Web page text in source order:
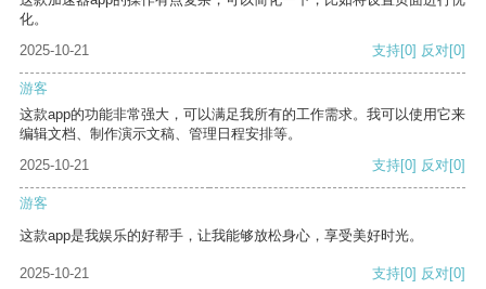
化。
2025-10-21
支持[0] 反对[0]
游客
这款app的功能非常强大，可以满足我所有的工作需求。我可以使用它来
编辑文档、制作演示文稿、管理日程安排等。
2025-10-21
支持[0] 反对[0]
游客
这款app是我娱乐的好帮手，让我能够放松身心，享受美好时光。
2025-10-21 支持[0] 反对[0]